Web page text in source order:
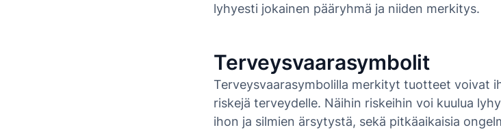
lyhyesti jokainen pääryhmä ja niiden merkitys.
Terveysvaarasymbolit
Terveysvaarasymbolilla merkityt tuotteet voivat
riskejä terveydelle. Näihin riskeihin voi kuulua
ihon ja silmien ärsytystä, sekä pitkäaikaisia